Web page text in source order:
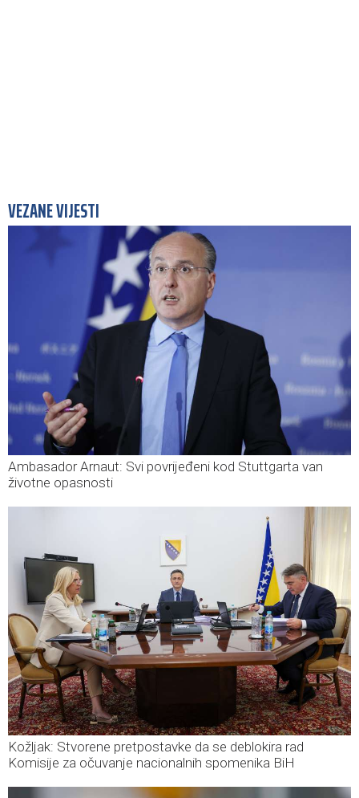
VEZANE VIJESTI
Ambasador Arnaut: Svi povrijeđeni kod Stuttgarta van
životne opasnosti
Kožljak: Stvorene pretpostavke da se deblokira rad
Komisije za očuvanje nacionalnih spomenika BiH